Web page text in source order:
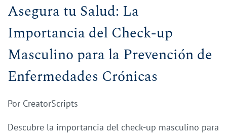
Asegura tu Salud: La
Importancia del Check-up
Masculino para la Prevención de
Enfermedades Crónicas
Por CreatorScripts
Descubre la importancia del check-up masculino para